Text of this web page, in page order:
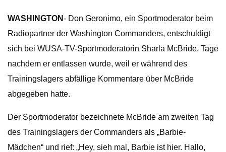
WASHINGTON- Don Geronimo, ein Sportmoderator beim
Radiopartner der Washington Commanders, entschuldigt
sich bei WUSA-TV-Sportmoderatorin Sharla McBride, Tage
nachdem er entlassen wurde, weil er während des
Trainingslagers abfällige Kommentare über McBride
abgegeben hatte.
Der Sportmoderator bezeichnete McBride am zweiten Tag
des Trainingslagers der Commanders als „Barbie-
Mädchen“ und rief: „Hey, sieh mal, Barbie ist hier. Hallo,